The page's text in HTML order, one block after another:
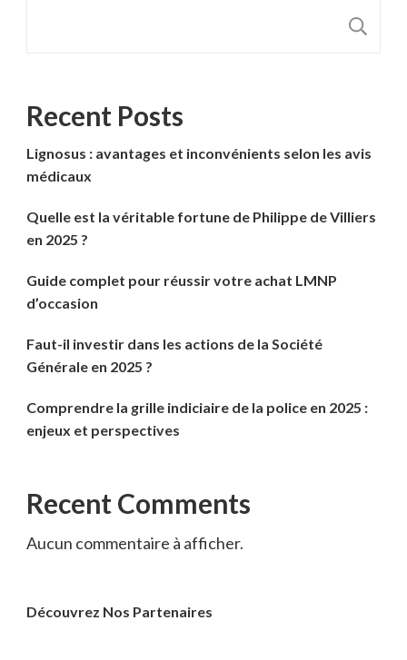
Recent Posts
Lignosus : avantages et inconvénients selon les avis
médicaux
Quelle est la véritable fortune de Philippe de Villiers
en 2025 ?
Guide complet pour réussir votre achat LMNP
d’occasion
Faut-il investir dans les actions de la Société
Générale en 2025 ?
Comprendre la grille indiciaire de la police en 2025 :
enjeux et perspectives
Recent Comments
Aucun commentaire à afficher.
Découvrez Nos Partenaires